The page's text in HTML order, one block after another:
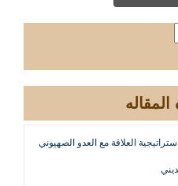
العلاقة مع العدو الصهيوني